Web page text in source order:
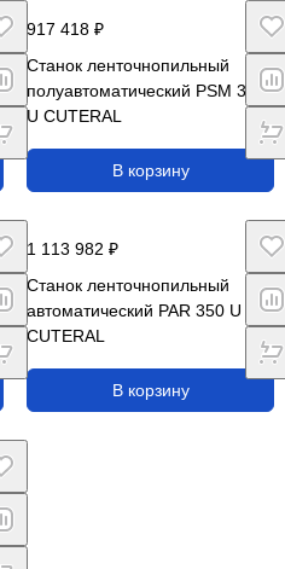
917 418 ₽
Станок ленточнопильный
полуавтоматический PSM 350
U CUTERAL
В корзину
1 113 982 ₽
Станок ленточнопильный
автоматический PAR 350 U
CUTERAL
В корзину